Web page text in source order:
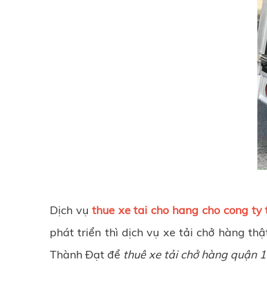
Dịch vụ thue xe tai cho hang cho cong ty
phát triển thì dịch vụ xe tải chở hàng
Thành Đạt để thuê xe tải chở hàng quận 1